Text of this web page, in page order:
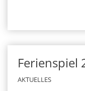
18
JUL
2025
Ferienspiel
AKTUELLES